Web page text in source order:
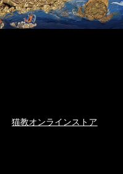
猫教オンラインストア